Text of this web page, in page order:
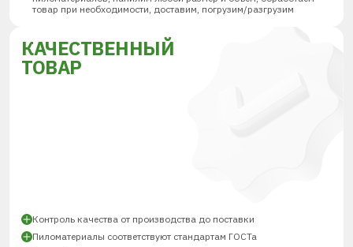
товар при необходимости, доставим, погрузим/разгрузим
КАЧЕСТВЕННЫЙ
ТОВАР
Контроль качества от производства до поставки
Пиломатериалы соответствуют стандартам ГОСТа